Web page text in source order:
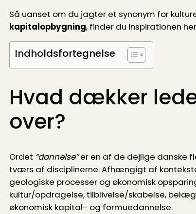
Så uanset om du jagter et synonym for
kapital­opbygning, finder du inspirationen
Indholdsfortegnelse
Hvad dækker
over?
Ordet “dannelse”er en af de dejlige danske
tværs af disciplinerne. Afhængigt af
geologiske processer og økonomisk
kultur/opdragelse, tilblivelse/skabelse,
økonomisk kapital- og formuedannelse.